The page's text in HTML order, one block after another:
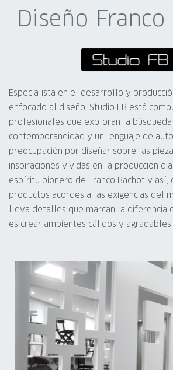
Diseño
Especialista en el desarrollo y
enfocado al diseño, Studio FB está
profesionales que exploran la
contemporaneidad y un lenguaje de
preocupación por diseñar sobre las
inspiraciones vividas en la producción
espíritu pionero de Franco Bachot y
productos acordes a las exigencias del
lleva detalles que marcan la diferencia
es crear ambientes cálidos y agradables.